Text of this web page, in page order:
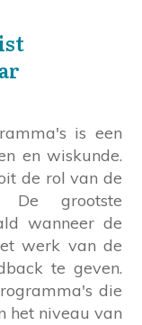
is een
en wiskunde.
de rol van de
De grootste
wanneer de
werk van de
te geven.
die
het niveau van